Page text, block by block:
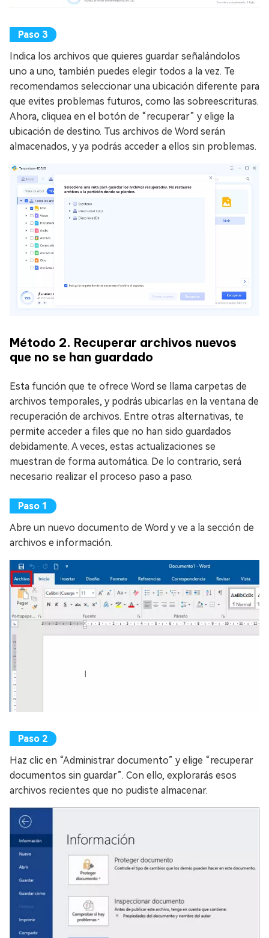
Indica los archivos que quieres guardar señalándolos
uno a uno, también puedes elegir todos a la vez. Te
recomendamos seleccionar una ubicación diferente para
que evites problemas futuros, como las sobreescrituras.
Ahora, cliquea en el botón de “recuperar” y elige la
ubicación de destino. Tus archivos de Word serán
almacenados, y ya podrás acceder a ellos sin problemas.
Método 2. Recuperar archivos nuevos
que no se han guardado
Esta función que te ofrece Word se llama carpetas de
archivos temporales, y podrás ubicarlas en la ventana de
recuperación de archivos. Entre otras alternativas, te
permite acceder a files que no han sido guardados
debidamente. A veces, estas actualizaciones se
muestran de forma automática. De lo contrario, será
necesario realizar el proceso paso a paso.
Abre un nuevo documento de Word y ve a la sección de
archivos e información.
Haz clic en “Administrar documento” y elige “recuperar
documentos sin guardar”. Con ello, explorarás esos
archivos recientes que no pudiste almacenar.